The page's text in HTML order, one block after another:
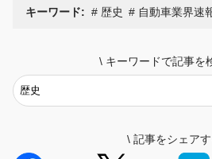
キーワード: 歴史 自動車業界速
\ キーワードで記事を
\ 記事をシェアす